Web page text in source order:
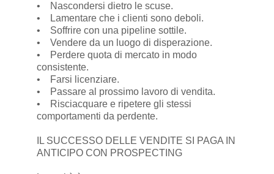
• Nascondersi dietro le scuse.
• Lamentare che i clienti sono deboli.
• Soffrire con una pipeline sottile.
• Vendere da un luogo di disperazione.
• Perdere quota di mercato in modo
consistente.
• Farsi licenziare.
• Passare al prossimo lavoro di vendita.
• Risciacquare e ripetere gli stessi
comportamenti da perdente.
IL SUCCESSO DELLE VENDITE SI PAGA IN
ANTICIPO CON PROSPECTING